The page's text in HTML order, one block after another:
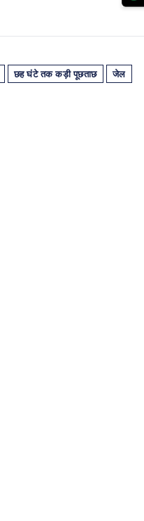
छह घंटे तक कड़ी पूछताछ
जेल